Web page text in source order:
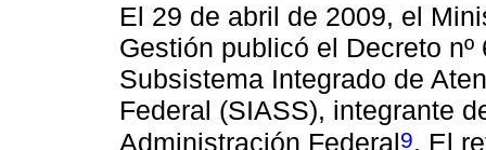
El 29 de abril de 2009, el
Gestión publicó el Decreto
Subsistema Integrado de
Federal (SIASS), integrante
Administración Federal9. El